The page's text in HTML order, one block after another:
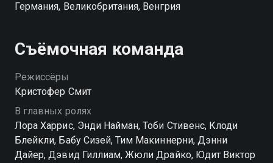
Германия, Великобритания, Венгрия
Съёмочная команда
Режиссёры
Кристофер Смит
В главных ролях
Лора Харрис, Энди Найман, Тоби Стивенс, Клоди
Блейкли, Бабу Сизей, Тим Макиннерни, Дэнни
Дайер, Дэвид Гиллиам, Жюли Драйко, Юдит Виктор